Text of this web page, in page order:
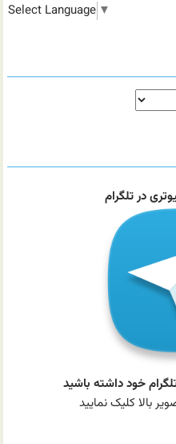
Select Language ▼
در تلگرام
خود داشته باشید
بالا کلیک نمایید